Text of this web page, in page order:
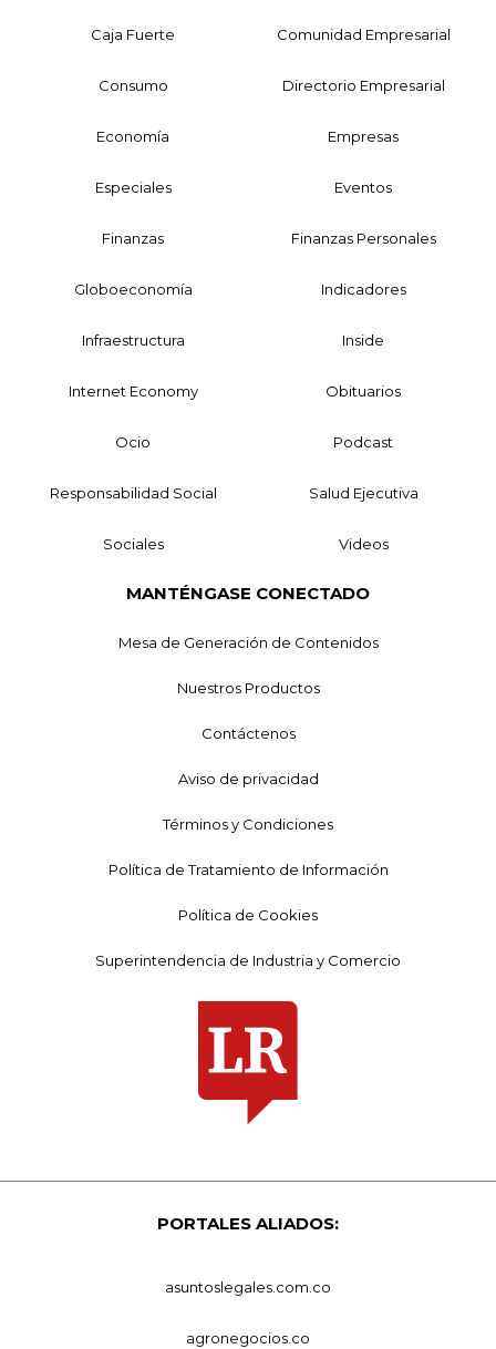
Caja Fuerte Comunidad Empresarial
Consumo Directorio Empresarial
Economía Empresas
Especiales Eventos
Finanzas Finanzas Personales
Globoeconomía Indicadores
Infraestructura Inside
Internet Economy Obituarios
Ocio Podcast
Responsabilidad Social Salud Ejecutiva
Sociales Videos
MANTÉNGASE CONECTADO
Mesa de Generación de Contenidos
Nuestros Productos
Contáctenos
Aviso de privacidad
Términos y Condiciones
Política de Tratamiento de Información
Política de Cookies
Superintendencia de Industria y Comercio
PORTALES ALIADOS:
asuntoslegales.com.co
agronegocios.co